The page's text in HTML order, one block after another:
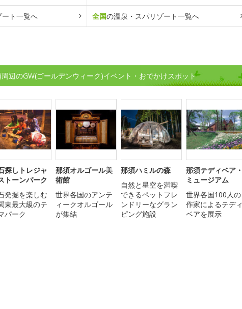
ト一覧へ 全国の温泉・スパリゾート一覧へ
辺のGW(ゴールデンウィーク)イベント・おでかけスポット
探しトレジャ
トーンパーク
発掘を楽しむ
東最大級のテ
パーク
那須オルゴール美
術館
世界各国のアンテ
ィークオルゴール
が集結
那須ハミルの森
自然と星空を満喫
できるペットフレ
ンドリーなグラン
ピング施設
那須テディベア・
ミュージアム
世界各国100人の
作家によるテディ
ベアを展示